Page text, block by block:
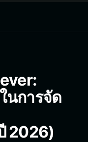
นการจัด
2026)